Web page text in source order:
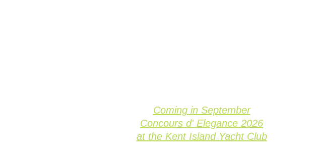
Coming in September
Concours d' Elegance 2026
at the Kent Island Yacht Club